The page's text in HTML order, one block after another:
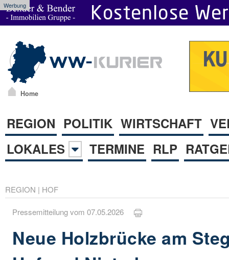
Werbung
Home
REGION POLITIK WIRTSCHAFT
LOKALES
TERMINE RLP
REGION | HOF
Pressemitteilung vom 07.05.2026
Neue Holzbrücke am